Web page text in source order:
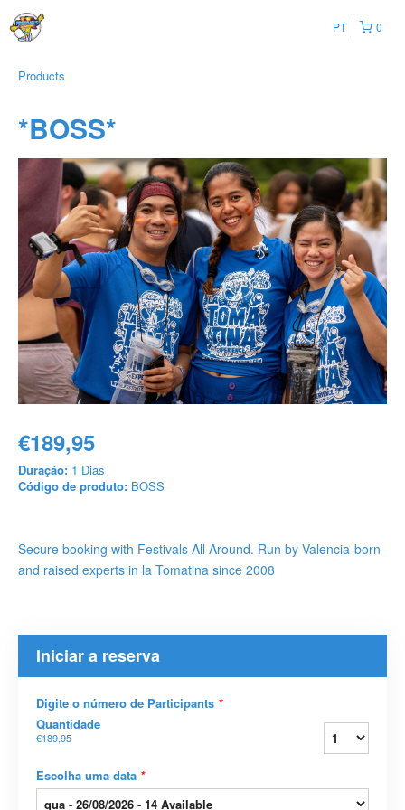
0
PT
Products
*BOSS*
€189,95
Duração: 1 Dias
Código de produto: BOSS
Secure booking with Festivals All Around. Run by Valencia-born
and raised experts in la Tomatina since 2008
Iniciar a reserva
Digite o número de Participants *
Quantidade
€189,95
Escolha uma data *